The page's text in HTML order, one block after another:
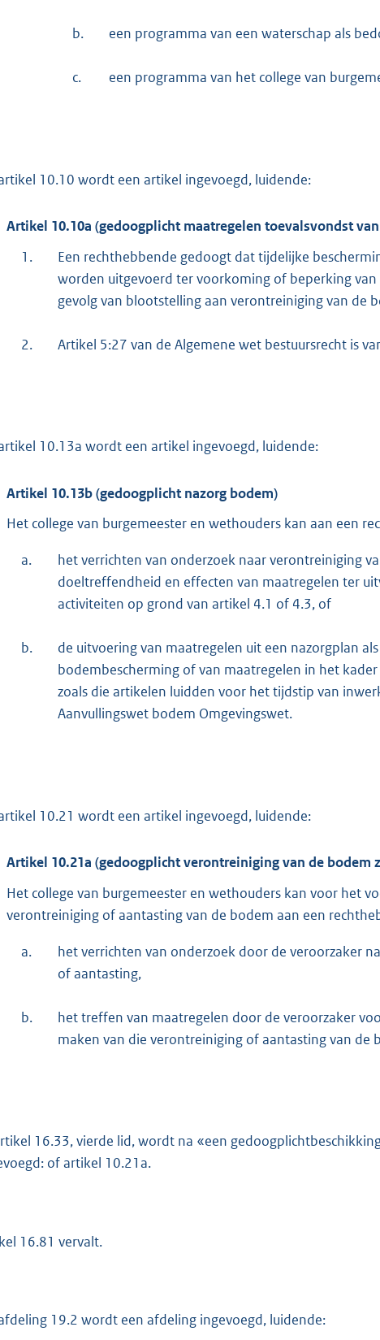
b. een programma van een waterschap als
c. een programma van het college van
10.10 wordt een artikel ingevoegd, luidende:
Artikel 10.10a (gedoogplicht maatregelen toevalsvondst
1.
Een rechthebbende gedoogt dat tijdelijke
worden uitgevoerd ter voorkoming of beperking van
gevolg van blootstelling aan verontreiniging van de
2. Artikel 5:27 van de Algemene wet bestuursrecht is
10.13a wordt een artikel ingevoegd, luidende:
Artikel 10.13b (gedoogplicht nazorg bodem)
Het college van burgemeester en wethouders kan aan een
a.
het verrichten van onderzoek naar verontreiniging
doeltreffendheid en effecten van maatregelen ter
activiteiten op grond van artikel 4.1 of 4.3, of
b.
de uitvoering van maatregelen uit een nazorgplan
bodembescherming of van maatregelen in het
zoals die artikelen luidden voor het tijdstip van
Aanvullingswet bodem Omgevingswet.
10.21 wordt een artikel ingevoegd, luidende:
Artikel 10.21a (gedoogplicht verontreiniging van de bodem
Het college van burgemeester en wethouders kan voor het
verontreiniging of aantasting van de bodem aan een
a.
het verrichten van onderzoek door de veroorzaker
of aantasting,
b.
het treffen van maatregelen door de veroorzaker
maken van die verontreiniging of aantasting van de
16.33, vierde lid, wordt na «een
of artikel 10.21a.
16.81 vervalt.
19.2 wordt een afdeling ingevoegd, luidende: